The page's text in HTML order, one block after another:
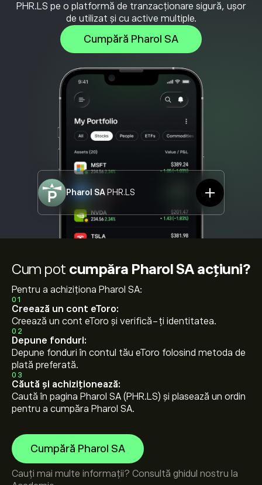
PHR.LS pe o platformă de tranzacționare sigură, ușor
de utilizat și cu active multiple.
Cumpără Pharol SA
Pharol SA PHR.LS
Cum pot cumpăra Pharol SA acțiuni?
Pentru a achiziționa Pharol SA:
01
Creează un cont eToro:
Creează un cont eToro și verifică-ți identitatea.
02
Depune fonduri:
Depune fonduri în contul tău eToro folosind metoda de
plată preferată.
03
Căută și achiziționează:
Caută în pagina Pharol SA (PHR.LS) și plasează un ordin
pentru a cumpăra Pharol SA.
Cumpără Pharol SA
Cauți mai multe informații? Consultă ghidul nostru la